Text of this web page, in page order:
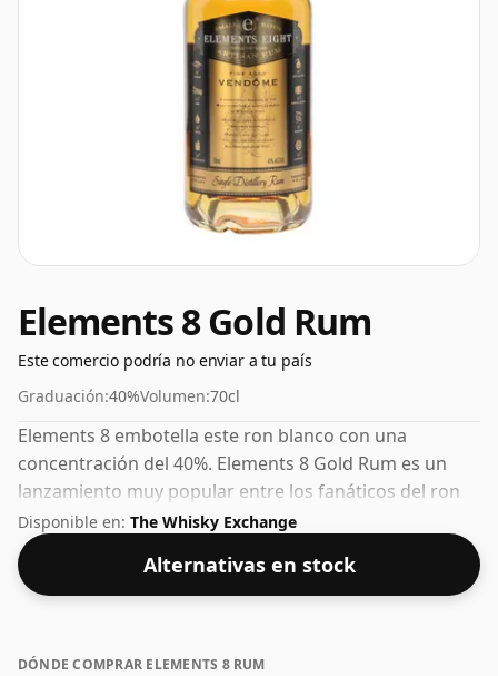
Elements 8 Gold Rum
Este comercio podría no enviar a tu país
Graduación:40%Volumen:70cl
Elements 8 embotella este ron blanco con una
concentración del 40%. Elements 8 Gold Rum es un
lanzamiento muy popular entre los fanáticos del ron
de Santa Lucía.
Disponible en: The Whisky Exchange
Alternativas en stock
DÓNDE COMPRAR ELEMENTS 8 RUM